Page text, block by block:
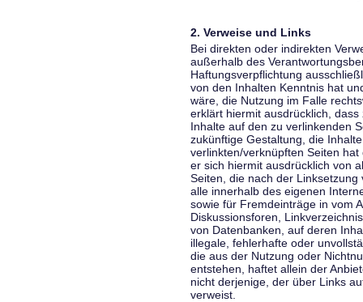
2. Verweise und Links
Bei direkten oder indirekten
außerhalb des
Haftungsverpflichtung
von den Inhalten Kenntnis hat
wäre, die Nutzung im Falle
erklärt hiermit ausdrücklich,
Inhalte auf den zu verlinkenden
zukünftige Gestaltung, die
verlinkten/verknüpften Seiten
er sich hiermit ausdrücklich von
Seiten, die nach der
alle innerhalb des eigenen
sowie für Fremdeinträge in vom
Diskussionsforen,
von Datenbanken, auf deren
illegale, fehlerhafte oder
die aus der Nutzung oder
entstehen, haftet allein der
nicht derjenige, der über Links
verweist.